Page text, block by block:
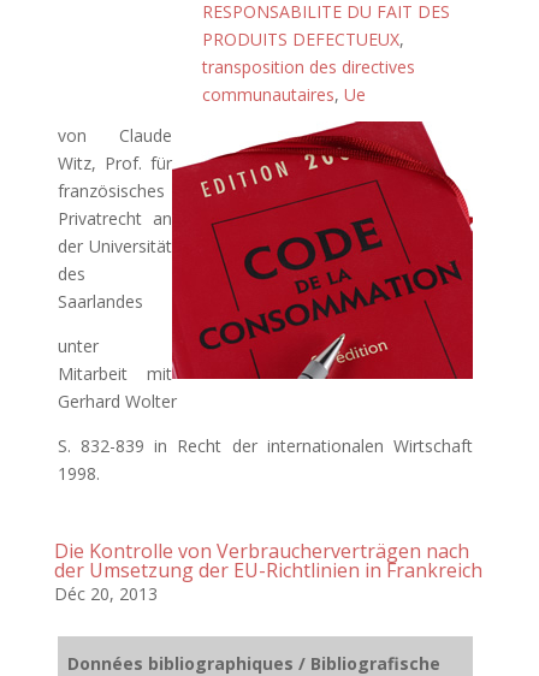
RESPONSABILITE DU FAIT DES
PRODUITS DEFECTUEUX,
transposition des directives
communautaires, Ue
von Claude
Witz, Prof. für
französisches
Privatrecht an
der Universität
des
Saarlandes
unter
Mitarbeit mit
Gerhard Wolter
S. 832-839 in Recht der internationalen Wirtschaft
1998.
Die Kontrolle von Verbraucherverträgen nach
der Umsetzung der EU-Richtlinien in Frankreich
Déc 20, 2013
Données bibliographiques / Bibliografische